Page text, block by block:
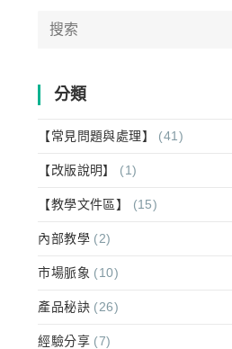
Search
分類
【常見問題與處理】 (41)
【改版說明】 (1)
【教學文件區】 (15)
內部教學 (2)
市場脈象 (10)
產品秘訣 (26)
經驗分享 (7)